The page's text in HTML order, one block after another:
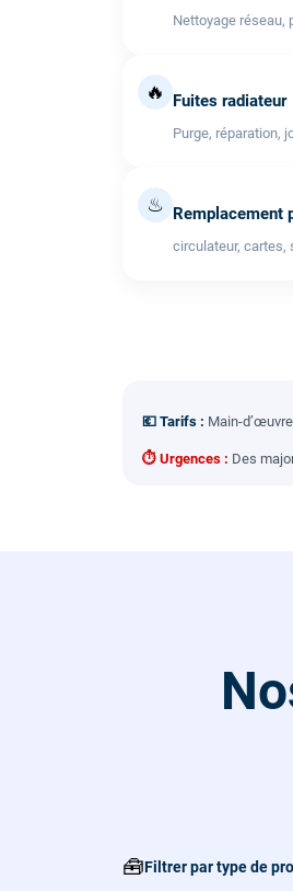
Nettoyage réseau,
🔥 Fuites radiateur
Purge, réparation,
♨ Remplacement
circulateur, cartes,
💶 Tarifs : Main-
⏱ Urgences : Des
🧰Filtrer par type de